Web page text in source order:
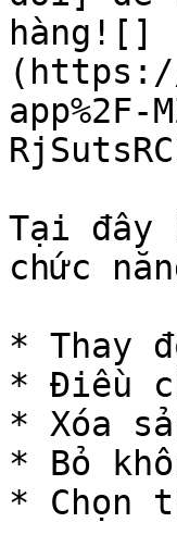
hàng![]
(https://
app%2F-
Tại đây
chức
* Thay
* Điều
* Xóa
* Bỏ
* Chọn